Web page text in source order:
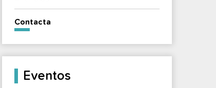
Contacta
Eventos